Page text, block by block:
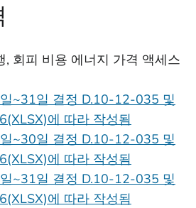
, 회피 비용 에너지 가격 액세스
~31일 결정 D.10-12-035 및
에 따라 작성됨
~30일 결정 D.10-12-035 및
에 따라 작성됨
~31일 결정 D.10-12-035 및
에 따라 작성됨